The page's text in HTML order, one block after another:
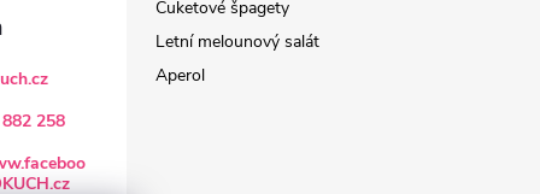
258
Cuketové špagety
Letní melounový salát
Aperol